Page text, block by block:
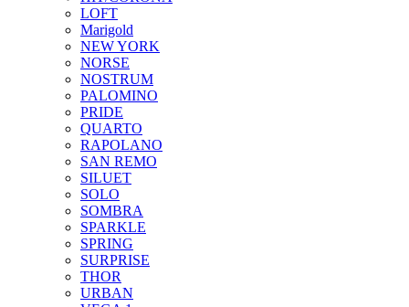
LOFT
Marigold
NEW YORK
NORSE
NOSTRUM
PALOMINO
PRIDE
QUARTO
RAPOLANO
SAN REMO
SILUET
SOLO
SOMBRA
SPARKLE
SPRING
SURPRISE
THOR
URBAN